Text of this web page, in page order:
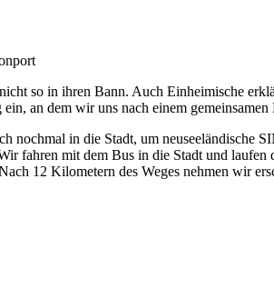
so in ihren Bann. Auch Einheimische
ein, an dem wir uns nach einem
nochmal in die Stadt, um neuseeländische
fahren mit dem Bus in die Stadt und
12 Kilometern des Weges nehmen wir